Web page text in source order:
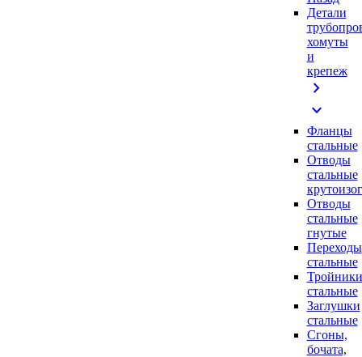
Детали
хомуты
и
крепеж
chevron_right
expand_more
Фланцы
стальные
Отводы
стальные
Отводы
стальные
гнутые
Переходы
стальные
Тройники
стальные
Заглушки
стальные
Сгоны,
бочата,